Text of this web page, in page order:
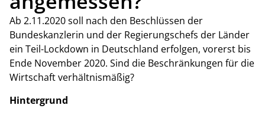
Ab 2.11.2020 soll nach den Beschlüssen der
Bundeskanzlerin und der Regierungschefs der Länder
ein Teil-Lockdown in Deutschland erfolgen, vorerst bis
Ende November 2020. Sind die Beschränkungen für die
Wirtschaft verhältnismäßig?
Hintergrund